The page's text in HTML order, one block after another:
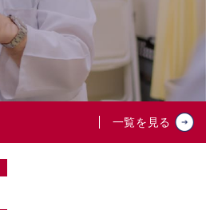
一覧を見る